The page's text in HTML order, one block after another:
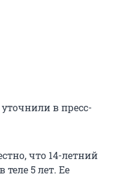
в пресс-
что 14-летний
5 лет. Ее